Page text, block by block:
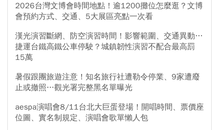
2026台灣文博會時間地點！逾1200攤位怎麼逛？文博
會預約方式、交通、5大展區亮點一次看
漢光演習斷網、防空演習時間！影響範圍、交通異動…
捷運台鐵高鐵公車停駛？城鎮韌性演習不配合最高罰
15萬
暑假跟團旅遊注意！知名旅行社遭勒令停業、9家遭廢
止或撤照…觀光署完整黑名單曝光
aespa演唱會8/11台北大巨蛋登場！開唱時間、票價座
位圖、實名制規定、演唱會歌單懶人包